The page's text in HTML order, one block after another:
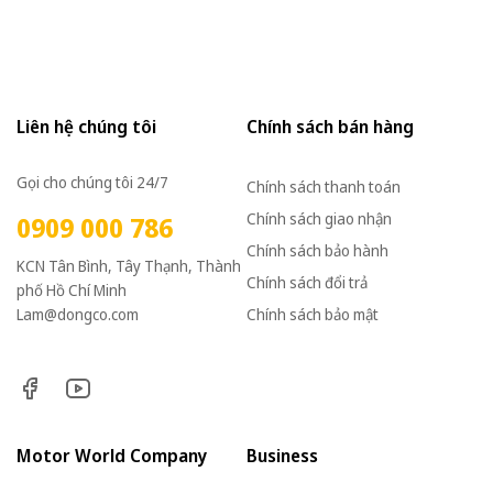
Liên hệ chúng tôi
Gọi cho chúng tôi 24/7
0909 000 786
KCN Tân Bình, Tây Thạnh, Thành
phố Hồ Chí Minh
Lam@dongco.com
Chính sách bán hàng
Chính sách thanh toán
Chính sách giao nhận
Chính sách bảo hành
Chính sách đổi trả
Chính sách bảo mật
Motor World Company Business